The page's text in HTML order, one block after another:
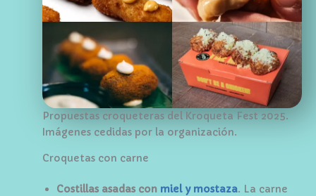
Propuestas croqueteras del Kroqueta Fest 2025.
Imágenes cedidas por la organización.
Croquetas con carne
Costillas asadas con miel y mostaza. La carne